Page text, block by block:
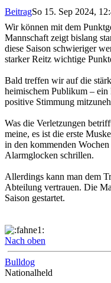
BeitragSo 15. Sep 2024,
Wir können mit dem
Mannschaft zeigt bislang
diese Saison schwieriger
starker Reitz wichtige
Bald treffen wir auf die
heimischem Publikum –
positive Stimmung
Was die Verletzungen
meine, es ist die erste
in den kommenden
Alarmglocken schrillen.
Allerdings kann man dem
Abteilung vertrauen. Die
Saison gestartet.
Nach oben
Bulldog
Nationalheld